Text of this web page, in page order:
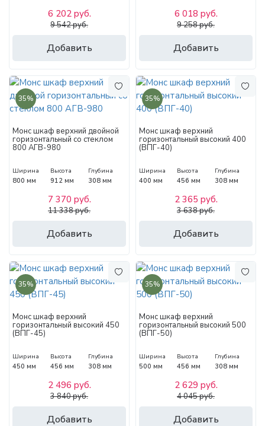
Добавить
6 202 руб.
9 542 руб.
Добавить
6 018 руб.
9 258 руб.
35%
Монс шкаф верхний двойной
горизонтальный со стеклом
800 АГВ-980
Ширина
800 мм
Высота
912 мм
Глубина
308 мм
Добавить
7 370 руб.
11 338 руб.
35%
Монс шкаф верхний
горизонтальный высокий 400
(ВПГ-40)
Ширина
400 мм
Высота
456 мм
Глубина
308 мм
Добавить
2 365 руб.
3 638 руб.
35%
Монс шкаф верхний
горизонтальный высокий 450
(ВПГ-45)
Ширина
450 мм
Высота
456 мм
Глубина
308 мм
Добавить
2 496 руб.
3 840 руб.
35%
Монс шкаф верхний
горизонтальный высокий 500
(ВПГ-50)
Ширина
500 мм
Высота
456 мм
Глубина
308 мм
Добавить
2 629 руб.
4 045 руб.